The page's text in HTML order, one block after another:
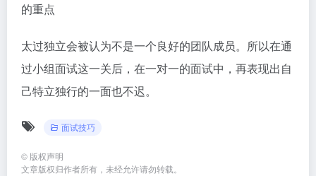
的重点
太过独立会被认为不是一个良好的团队成员。所以在通
过小组面试这一关后，在一对一的面试中，再表现出自
己特立独行的一面也不迟。
面试技巧
© 版权声明
文章版权归作者所有，未经允许请勿转载。